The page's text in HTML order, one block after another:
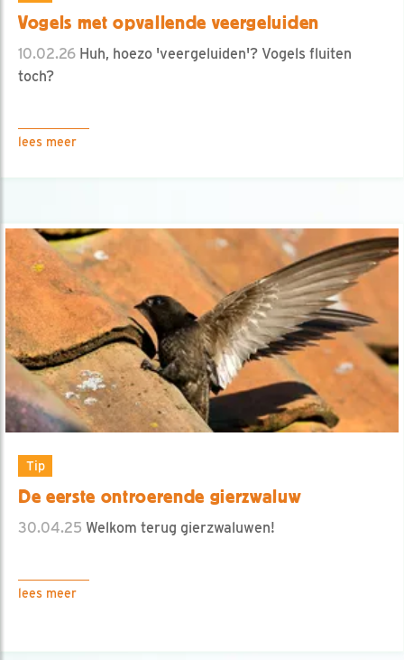
Vogels met opvallende veergeluiden
10.02.26 Huh, hoezo 'veergeluiden'? Vogels fluiten
toch?
lees meer
Tip
De eerste ontroerende gierzwaluw
30.04.25 Welkom terug gierzwaluwen!
lees meer